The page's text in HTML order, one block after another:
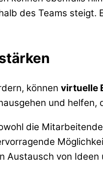
des Teams
können virtuelle
und helfen,
die
Austausch von Ideen